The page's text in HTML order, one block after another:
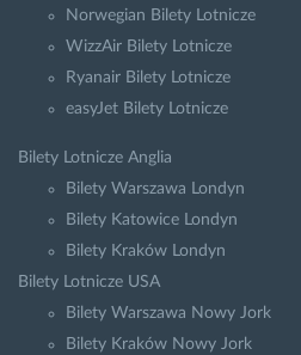
Norwegian Bilety Lotnicze
WizzAir Bilety Lotnicze
Ryanair Bilety Lotnicze
easyJet Bilety Lotnicze
Bilety Lotnicze Anglia
Bilety Warszawa Londyn
Bilety Katowice Londyn
Bilety Kraków Londyn
Bilety Lotnicze USA
Bilety Warszawa Nowy Jork
Bilety Kraków Nowy Jork